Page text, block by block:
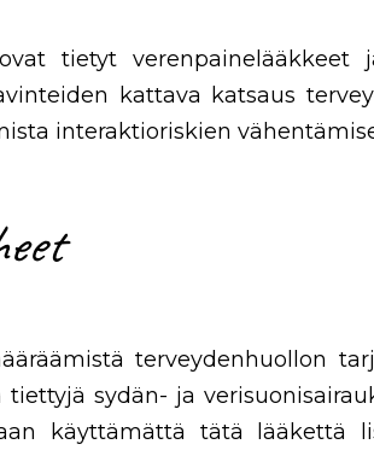
tietyt verenpainelääkkeet
kattava katsaus
interaktioriskien
terveydenhuollon
sydän- ja
käyttämättä tätä lääkettä